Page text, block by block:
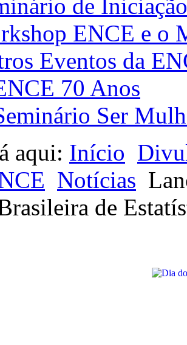
de
ENCE e o
Eventos da
70 Anos
Ser
aqui: Início
Notícias
de